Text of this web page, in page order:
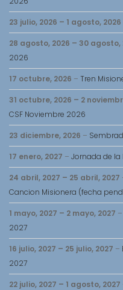
23 julio, 2026 – 1 agosto, 2026
28 agosto, 2026 – 30 agosto,
2026
17 octubre, 2026 – Tren
31 octubre, 2026 – 2
CSF Noviembre 2026
23 diciembre, 2026 –
17 enero, 2027 – Jornada de la
24 abril, 2027 – 25 abril, 2027
Cancion Misionera (fecha
1 mayo, 2027 – 2 mayo, 2027 –
2027
16 julio, 2027 – 25 julio, 2027 –
2027
22 julio, 2027 – 1 agosto, 2027